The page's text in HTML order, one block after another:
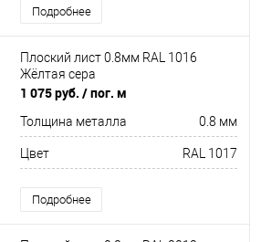
Подробнее
Плоский лист 0.8мм RAL 1016
Жёлтая сера
1 075 руб. / пог. м
Толщина металла 0.8 мм
Цвет RAL 1017
Подробнее